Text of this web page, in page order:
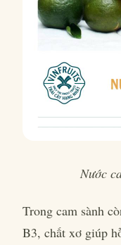
Nước
Trong cam sành
B3, chất xơ giúp